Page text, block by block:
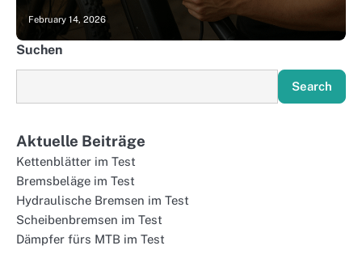
February 14, 2026
Suchen
Search
Aktuelle Beiträge
Kettenblätter im Test
Bremsbeläge im Test
Hydraulische Bremsen im Test
Scheibenbremsen im Test
Dämpfer fürs MTB im Test